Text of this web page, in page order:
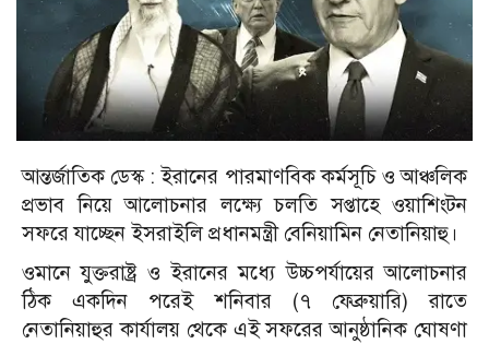
আন্তর্জাতিক ডেস্ক :ইরানের পারমাণবিক কর্মসূচি ও আঞ্চলিক
প্রভাব নিয়ে আলোচনার লক্ষ্যে চলতি সপ্তাহে ওয়াশিংটন
সফরে যাচ্ছেন ইসরাইলি প্রধানমন্ত্রী বেনিয়ামিন নেতানিয়াহু।
ওমানে যুক্তরাষ্ট্র ও ইরানের মধ্যে উচ্চপর্যায়ের আলোচনার
ঠিক একদিন পরেই শনিবার (৭ ফেব্রুয়ারি) রাতে
নেতানিয়াহুর কার্যালয় থেকে এই সফরের আনুষ্ঠানিক ঘোষণা